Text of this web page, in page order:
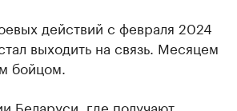
действий с февраля 2024
выходить на связь. Месяцем
бойцом.
Беларуси, где получают